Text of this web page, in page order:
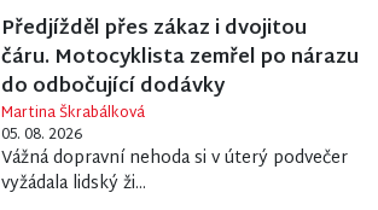
Předjížděl přes zákaz i dvojitou
čáru. Motocyklista zemřel po nárazu
do odbočující dodávky
Martina Škrabálková
05. 08. 2026
Vážná dopravní nehoda si v úterý podvečer
vyžádala lidský ži...